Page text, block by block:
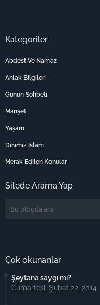
Kategoriler
Abdest Ve Namaz
Ahlak Bilgileri
Günün Sohbeti
Manşet
Yaşam
Dinimiz Islam
Merak Edilen Konular
Sitede Arama Yap
Çok okunanlar
Şeytana saygı mı?
Cumartesi, Şubat 22, 2014